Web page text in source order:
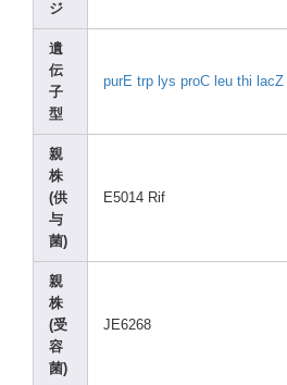
ジ
遺
伝
子
型
purE trp lys proC leu thi lacZ
親
株
(供
与
菌)
E5014 Rif
親
株
(受
容
菌)
JE6268